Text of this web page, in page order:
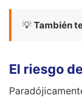
💡 También
El riesgo